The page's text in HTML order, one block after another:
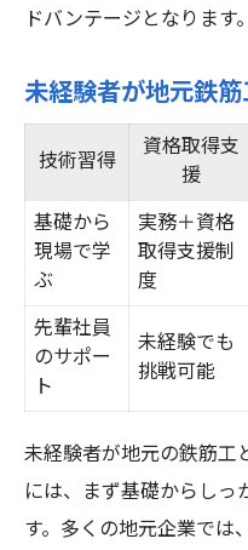
ドバンテージとなります。
未経験者が地元鉄
技術習得
資格取得支
援
基礎から
現場で学
ぶ
実務＋資格
取得支援制
度
先輩社員
のサポー
ト
未経験でも
挑戦可能
未経験者が地元の鉄筋工
には、まず基礎からし
す。多くの地元企業では